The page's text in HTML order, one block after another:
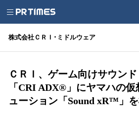
株式会社ＣＲＩ･ミドルウェア
ＣＲＩ、ゲーム向けサウン
「CRI ADX®」にヤマハの仮
ューション「Sound xR™」